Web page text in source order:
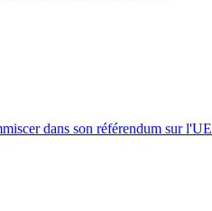
dans son référendum sur l'UE